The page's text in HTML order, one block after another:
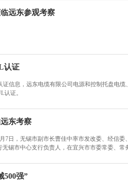
远东参观考察
认证
证信息，远东电缆有限公司电源和控制托盘电缆
认证。
东考察
7日，无锡市副市长曹佳中率市发改委、经信委
锡市中心支行负责人，在宜兴市市委常委、常
500强”